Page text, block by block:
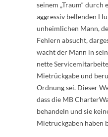
seinem „Traum“
aggressiv bellenden
unheimlichen Mann,
Fehlern absucht,
wacht der Mann in
nette
Mietrückgabe und
Ordnung sei. Dieser
dass die MB
behandeln und sie
Mietrückgaben haben